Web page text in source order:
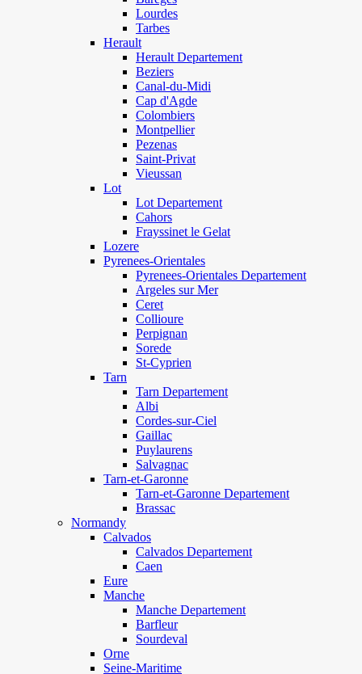
Lourdes
Tarbes
Herault
Herault Departement
Beziers
Canal-du-Midi
Cap d'Agde
Colombiers
Montpellier
Pezenas
Saint-Privat
Vieussan
Lot
Lot Departement
Cahors
Frayssinet le Gelat
Lozere
Pyrenees-Orientales
Pyrenees-Orientales Departement
Argeles sur Mer
Ceret
Collioure
Perpignan
Sorede
St-Cyprien
Tarn
Tarn Departement
Albi
Cordes-sur-Ciel
Gaillac
Puylaurens
Salvagnac
Tarn-et-Garonne
Tarn-et-Garonne Departement
Brassac
Normandy
Calvados
Calvados Departement
Caen
Eure
Manche
Manche Departement
Barfleur
Sourdeval
Orne
Seine-Maritime